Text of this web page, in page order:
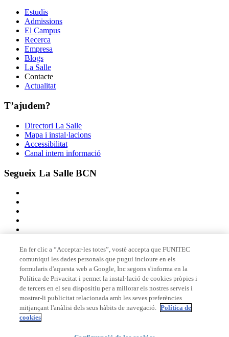
Estudis
Admissions
El Campus
Recerca
Empresa
Blogs
La Salle
Contacte
Actualitat
T’ajudem?
Directori La Salle
Mapa i instal·lacions
Accessibilitat
Canal intern informació
Segueix La Salle BCN
Membre de
Acreditacions
En fer clic a “Acceptar-les totes”, vostè accepta que FUNITEC
comuniqui les dades personals que pugui incloure en els
formularis d'aquesta web a Google, Inc segons s'informa en la
Política de Privacitat i permet la instal·lació de cookies pròpies i
de tercers en el seu dispositiu per a millorar els nostres serveis i
mostrar-li publicitat relacionada amb les seves preferències
mitjançant l'anàlisi dels seus hàbits de navegació. Política de
cookies